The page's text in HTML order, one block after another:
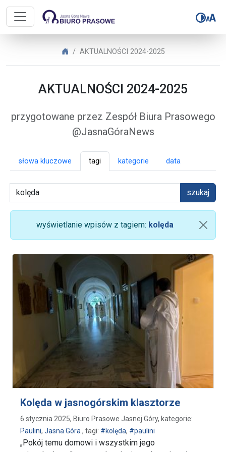
Biuro Prasowe Jasnej Góry –
Biuro Prasowe Jasnej Góry
AKTUALNOŚCI 2024-2025
AKTUALNOŚCI 2024-2025
przygotowane przez Zespół Biura Prasowego
@JasnaGóraNews
słowa kluczowe tagi kategorie data
szukaj
wyświetlanie wpisów z tagiem: kolęda
Kolęda w jasnogórskim klasztorze
6 stycznia 2025, Biuro Prasowe Jasnej Góry, kategorie:
Paulini, Jasna Góra, tagi: #kolęda, #paulini
„Pokój temu domowi i wszystkim jego